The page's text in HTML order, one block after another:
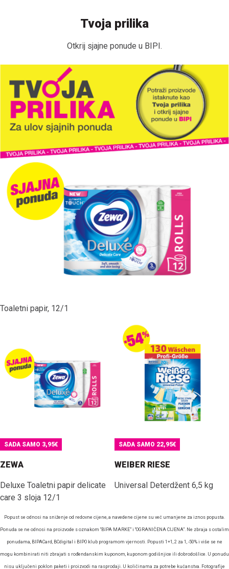
Tvoja prilika
Otkrij sjajne ponude u BIPI.
Toaletni papir, 12/1
SADA SAMO 3,95€
ZEWA
Deluxe Toaletni papir delicate
care 3 sloja 12/1
SADA SAMO 22,95€
WEIBER RIESE
Universal Deterdžent 6,5 kg
Popust se odnosi na sniženje od redovne cijene, a navedene cijene su već umanjene za iznos popusta.
Ponuda se ne odnosi na proizvode s oznakom “BIPA MARKE” i “OGRANIČENA CIJENA”. Ne zbraja s ostalim
ponudama, BIPACard, BCdigital i BIPO klub programom vjernosti. Popusti 1+1, 2 za 1, -50% i više se ne
mogu kombinirati niti zbrajati s rođendanskim kuponom, kuponom godišnjice ili dobrodošlice. U ponudu
nisu uključeni poklon paketi i proizvodi na rasprodaji. U količinama za potrebe kućanstva. Fotografije